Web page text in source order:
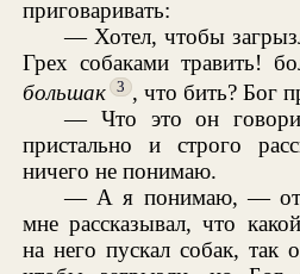
приговаривать:
— Хотел, чтобы
Грех собаками травить!
большак
3 , что бить? Бог
— Что это он
пристально и строго
ничего не понимаю.
— А я понимаю, —
мне рассказывал, что
на него пускал собак, так